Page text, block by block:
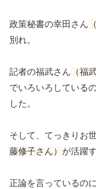
政策秘書の幸田さん
別れ。
記者の福武さん（福
でいろいろしている
した。
そして、てっきりお
藤修子さん）が活躍
正論を言っているの